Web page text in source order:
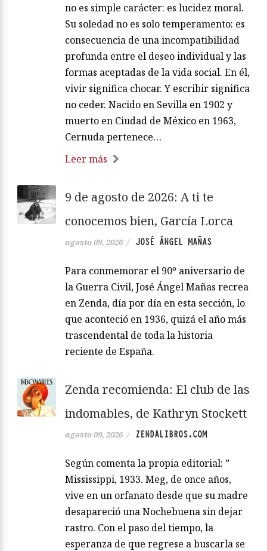
no es simple carácter: es lucidez moral.
Su soledad no es solo temperamento: es
consecuencia de una incompatibilidad
profunda entre el deseo individual y las
formas aceptadas de la vida social. En él,
vivir significa chocar. Y escribir significa
no ceder. Nacido en Sevilla en 1902 y
muerto en Ciudad de México en 1963,
Cernuda pertenece…
Leer más
9 de agosto de 2026: A ti te
conocemos bien, García Lorca
agosto 09, 2026 / JOSÉ ÁNGEL MAÑAS
Para conmemorar el 90º aniversario de
la Guerra Civil, José Ángel Mañas recrea
en Zenda, día por día en esta sección, lo
que aconteció en 1936, quizá el año más
trascendental de toda la historia
reciente de España.
Zenda recomienda: El club de las
indomables, de Kathryn Stockett
agosto 09, 2026 / ZENDALIBROS.COM
Según comenta la propia editorial: ”
Mississippi, 1933. Meg, de once años,
vive en un orfanato desde que su madre
desapareció una Nochebuena sin dejar
rastro. Con el paso del tiempo, la
esperanza de que regrese a buscarla se